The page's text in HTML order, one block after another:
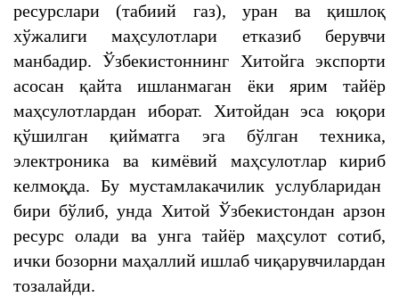
ресурслари (табиий газ), уран ва қишлоқ
хўжалиги маҳсулотлари етказиб берувчи
манбадир. Ўзбекистоннинг Хитойга экспорти
асосан қайта ишланмаган ёки ярим тайёр
маҳсулотлардан иборат. Хитойдан эса юқори
қўшилган қийматга эга бўлган техника,
электроника ва кимёвий маҳсулотлар кириб
келмоқда. Бу мустамлакачилик услубларидан
бири бўлиб, унда Хитой Ўзбекистондан арзон
ресурс олади ва унга тайёр маҳсулот сотиб,
ички бозорни маҳаллий ишлаб чиқарувчилардан
тозалайди.